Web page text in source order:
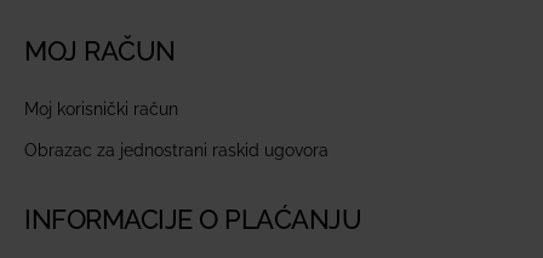
MOJ RAČUN
Moj korisnički račun
Obrazac za jednostrani raskid ugovora
INFORMACIJE O PLAĆANJU